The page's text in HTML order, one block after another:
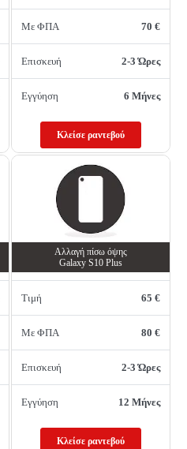
Με ΦΠΑ 70 €
Επισκευή 2-3 Ώρες
Εγγύηση 6 Μήνες
Κλείσε ραντεβού
Αλλαγή πίσω όψης
Galaxy S10 Plus
Τιμή 65 €
Με ΦΠΑ 80 €
Επισκευή 2-3 Ώρες
Εγγύηση 12 Μήνες
Κλείσε ραντεβού